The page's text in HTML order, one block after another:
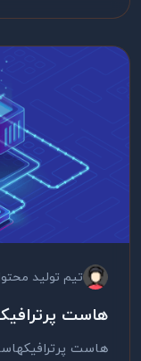
تیم تولید محتوا
هاست
هاست